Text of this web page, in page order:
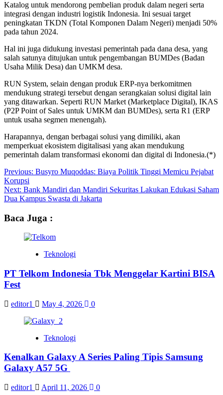
Katalog untuk mendorong pembelian produk dalam negeri serta
integrasi dengan industri logistik Indonesia. Ini sesuai target
peningkatan TKDN (Total Komponen Dalam Negeri) menjadi 50%
pada tahun 2024.
Hal ini juga didukung investasi pemerintah pada dana desa, yang
salah satunya ditujukan untuk pengembangan BUMDes (Badan
Usaha Milik Desa) dan UMKM desa.
RUN System, selain dengan produk ERP-nya berkomitmen
mendukung strategi tersebut dengan serangkaian solusi digital lain
yang ditawarkan. Seperti RUN Market (Marketplace Digital), IKAS
(P2P Point of Sales untuk UMKM dan BUMDes), serta R1 (ERP
untuk usaha segmen menengah).
Harapannya, dengan berbagai solusi yang dimiliki, akan
memperkuat ekosistem digitalisasi yang akan mendukung
pemerintah dalam transformasi ekonomi dan digital di Indonesia.(*)
Post
navigation
Previous: Busyro Muqoddas: Biaya Politik Tinggi Memicu Pejabat
Korupsi
Next: Bank Mandiri dan Mandiri Sekuritas Lakukan Edukasi Saham
Dua Kampus Swasta di Jakarta
Baca Juga :
Teknologi
PT Telkom Indonesia Tbk Menggelar Kartini BISA
Fest
editor1 May 4, 2026 0
Teknologi
Kenalkan Galaxy A Series Paling Tipis Samsung
Galaxy A57 5G
editor1 April 11, 2026 0